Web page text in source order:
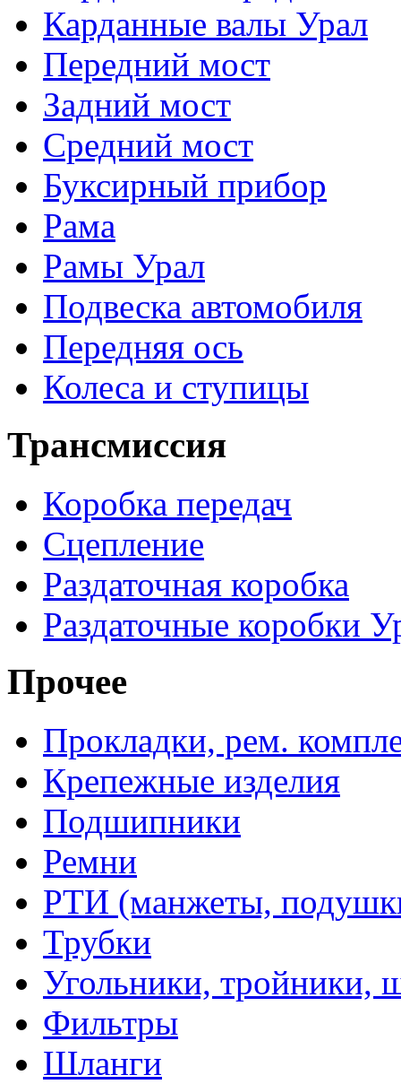
Карданные валы Урал
Передний мост
Задний мост
Средний мост
Буксирный прибор
Рама
Рамы Урал
Подвеска автомобиля
Передняя ось
Колеса и ступицы
Трансмиссия
Коробка передач
Сцепление
Раздаточная коробка
Раздаточные коробки
Прочее
Прокладки, рем.
Крепежные изделия
Подшипники
Ремни
РТИ (манжеты,
Трубки
Угольники, тройники,
Фильтры
Шланги